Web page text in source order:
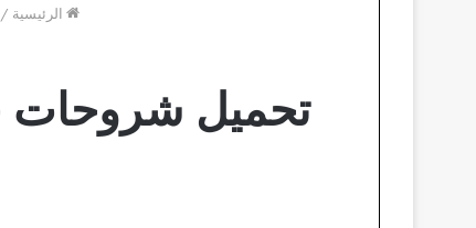
الرئيسية /
تحميل شروحات